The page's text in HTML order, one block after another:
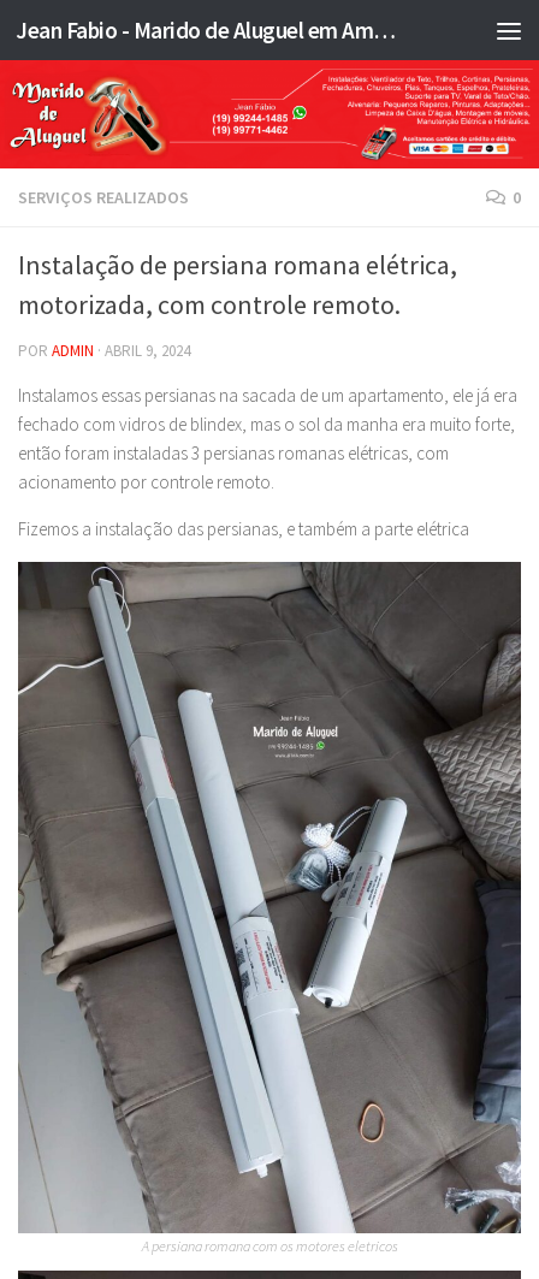
Skip to content Jean Fabio - Marido de Aluguel em Americana SP e região - JFMA
SERVIÇOS REALIZADOS 0
Instalação de persiana romana elétrica,
motorizada, com controle remoto.
POR ADMIN · ABRIL 9, 2024
Instalamos essas persianas na sacada de um apartamento, ele já era
fechado com vidros de blindex, mas o sol da manha era muito forte,
então foram instaladas 3 persianas romanas elétricas, com
acionamento por controle remoto.
Fizemos a instalação das persianas, e também a parte elétrica
A persiana romana com os motores eletricos